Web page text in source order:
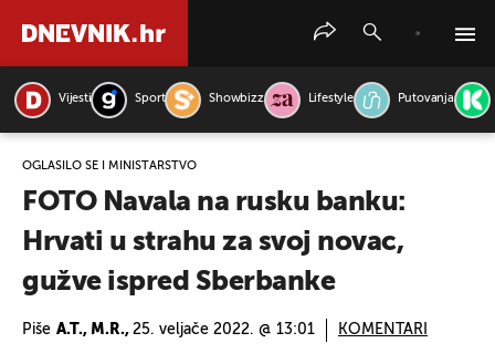
Vijesti Sport Showbizz Lifestyle Putovanja
OGLASILO SE I MINISTARSTVO
FOTO Navala na rusku banku:
Hrvati u strahu za svoj novac,
gužve ispred Sberbanke
Piše A.T., M.R., 25. veljače 2022. @ 13:01 KOMENTARI
PRETRAŽITE VIJESTI